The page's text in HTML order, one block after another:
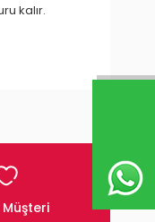
kalır.